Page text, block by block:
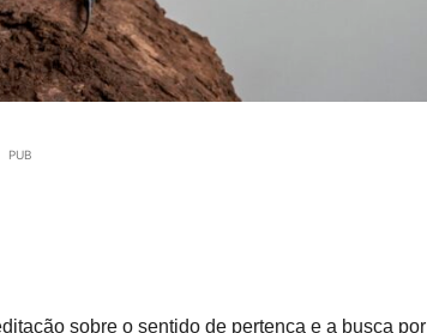
PUB
sobre o sentido de pertença e a busca por